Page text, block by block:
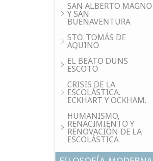
SAN ALBERTO MAGNO
Y SAN
BUENAVENTURA
STO. TOMÁS DE
AQUINO
EL BEATO DUNS
ESCOTO
CRISIS DE LA
ESCOLÁSTICA.
ECKHART Y OCKHAM.
HUMANISMO,
RENACIMIENTO Y
RENOVACIÓN DE LA
ESCOLÁSTICA